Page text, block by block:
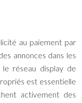
au paiement par
annonces dans les
réseau display de
est essentielle
activement des